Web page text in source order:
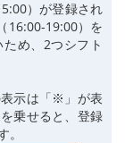
）が登録され
16:00-19:00）を
め、2つシフト
示は「※」が表
乗せると、登録